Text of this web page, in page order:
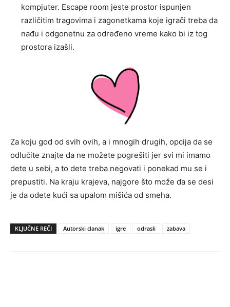
kompjuter. Escape room jeste prostor ispunjen
različitim tragovima i zagonetkama koje igrači treba da
nađu i odgonetnu za određeno vreme kako bi iz tog
prostora izašli.
Za koju god od svih ovih, a i mnogih drugih, opcija da se
odlučite znajte da ne možete pogrešiti jer svi mi imamo
dete u sebi, a to dete treba negovati i ponekad mu se i
prepustiti. Na kraju krajeva, najgore što može da se desi
je da odete kući sa upalom mišića od smeha.
KLJUČNE REČI Autorski clanak igre odrasli zabava